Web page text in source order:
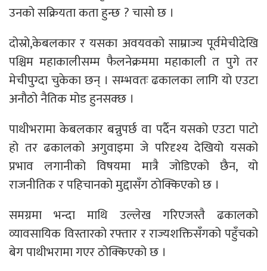
उनको सक्रियता कता हुन्छ ? चासो छ ।
दोस्रो,केबलकार र यसका अवयवको साम्राज्य पूर्वमेचीदेखि
पश्चिम महाकालीसम्म फैलनेक्रममा महाकाली त पुगे तर
मेचीपुग्दा चुकेका छन् । सम्भवतः ढकालका लागि यो एउटा
अनौठो नैतिक मोड हुनसक्छ ।
पाथीभरामा केबलकार बन्नुपर्छ वा पर्दैन यसको एउटा पाटो
हो तर ढकालको अगुवाइमा जे परिदृश्य देखियो यसको
प्रभाव लगानीको विषयमा मात्रै जोडिएको छैन, यो
राजनीतिक र पहिचानको मुद्दासँग ठोक्किएको छ ।
समग्रमा भन्दा माथि उल्लेख गरिएजस्तै ढकालको
व्यावसायिक विस्तारको रफ्तार र राज्यशक्तिसँगको पहुँचको
बेग पाथीभरामा गएर ठोक्किएको छ ।